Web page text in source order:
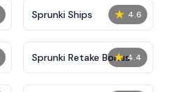
★ 4.6
Sprunki Ships
★ 4.4
Sprunki Retake Bonus